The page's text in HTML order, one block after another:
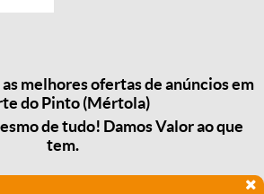
melhores ofertas de anúncios em
do Pinto (Mértola)
de tudo! Damos Valor ao que
tem.